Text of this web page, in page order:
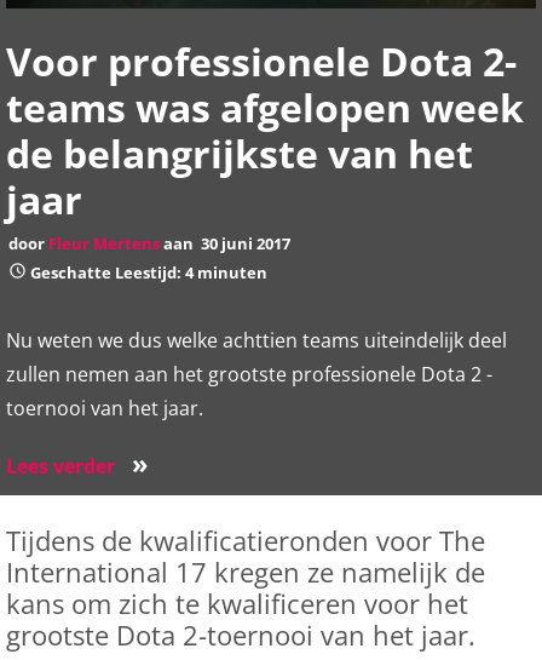
Voor professionele Dota 2-
teams was afgelopen week
de belangrijkste van het
jaar
door Fleur Mertensaan 30 juni 2017
Geschatte Leestijd: 4 minuten
Nu weten we dus welke achttien teams uiteindelijk deel
zullen nemen aan het grootste professionele Dota 2 -
toernooi van het jaar.
Lees verder »
Tijdens de kwalificatieronden voor The
International 17 kregen ze namelijk de
kans om zich te kwalificeren voor het
grootste Dota 2-toernooi van het jaar.